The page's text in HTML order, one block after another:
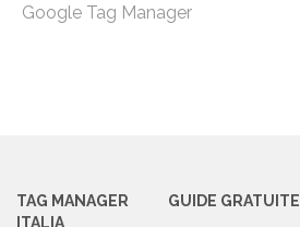
Google Tag Manager
TAG MANAGER
ITALIA
GUIDE GRATUITE